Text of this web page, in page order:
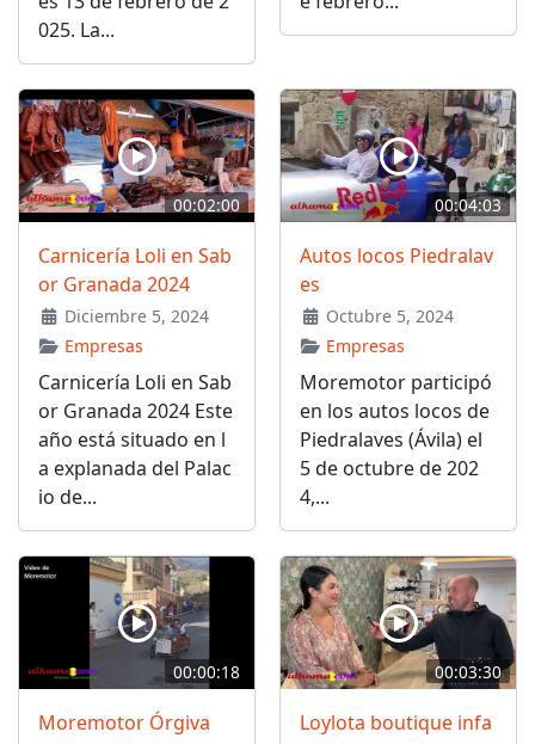
025. La...
00:02:00
Carnicería Loli en Sab
or Granada 2024
Diciembre 5, 2024
Empresas
Carnicería Loli en Sab
or Granada 2024 Este
año está situado en l
a explanada del Palac
io de...
00:04:03
Autos locos Piedralav
es
Octubre 5, 2024
Empresas
Moremotor participó
en los autos locos de
Piedralaves (Ávila) el
5 de octubre de 202
4,...
00:00:18
Moremotor Órgiva
00:03:30
Loylota boutique infa